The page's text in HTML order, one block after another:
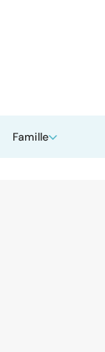
Famille